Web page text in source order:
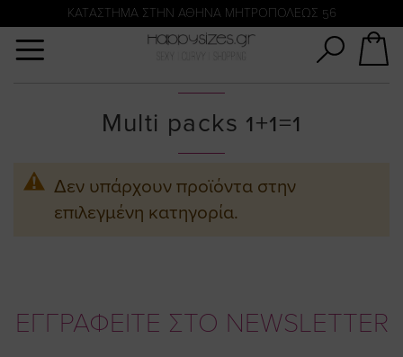
KATΑΣΤΗΜΑ ΣΤΗΝ ΑΘΗΝΑ ΜΗΤΡΟΠΟΛΕΩΣ 56
Multi packs 1+1=1
Δεν υπάρχουν προϊόντα στην
επιλεγμένη κατηγορία.
ΕΓΓΡΑΦΕΙΤΕ ΣΤΟ NEWSLETTER
Αναζήτηση